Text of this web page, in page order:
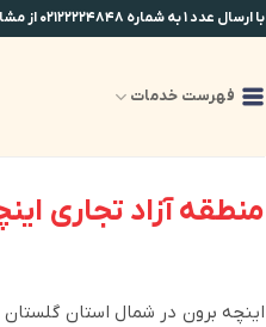
با ارسال عدد ۱ به شماره ۰۲۱۲۲۲۲۴۸۴۸ از مشاوره رایگان بهره مند شوید.
فهرست خدمات
منطقه آزاد تجاری
اینچه برون در شمال استان